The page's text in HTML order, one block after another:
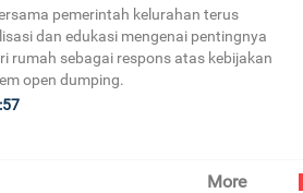
pemerintah kelurahan terus
dan edukasi mengenai pentingnya
rumah sebagai respons atas kebijakan
open dumping.
More